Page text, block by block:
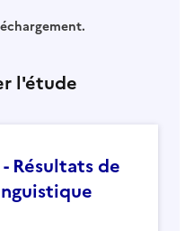
l'étude
Résultats de